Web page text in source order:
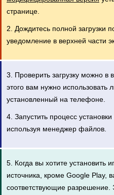
странице.
2. Дождитесь полной загрузки
уведомление в верхней части
3. Проверить загрузку можно в
этого вам нужно
установленный на телефоне.
4. Запустить процесс
используя менеджер файлов.
5. Когда вы хотите установить
источника, кроме Google Play,
соответствующие разрешение.